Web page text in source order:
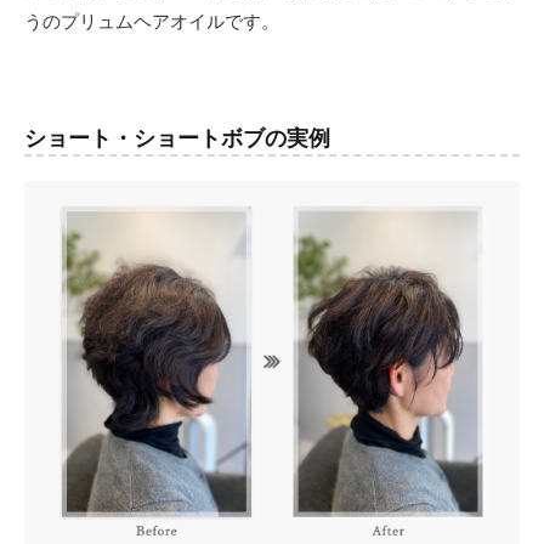
うのプリュムヘアオイルです。
ショート・ショートボブの実例